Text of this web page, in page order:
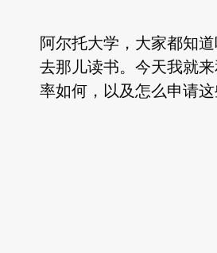
阿尔托大学，大家都知
去那儿读书。今天我就
率如何，以及怎么申请这